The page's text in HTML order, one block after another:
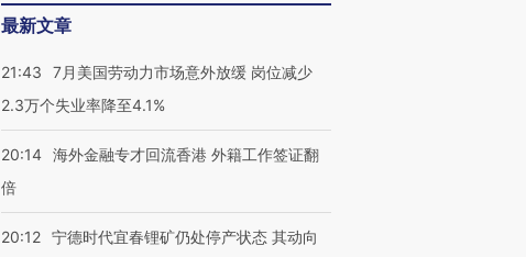
最新文章
21:43
7月美国劳动力市场意外放缓 岗位减少
2.3万个失业率降至4.1%
20:14 海外金融专才回流香港 外籍工作签证翻
倍
20:12 宁德时代宜春锂矿仍处停产状态 其动向